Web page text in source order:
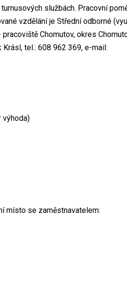
službách. Pracovní
vzdělání je Střední odborné
Chomutov, okres
tel.: 608 962 369, e-mail:
výhoda)
místo se zaměstnavatelem: